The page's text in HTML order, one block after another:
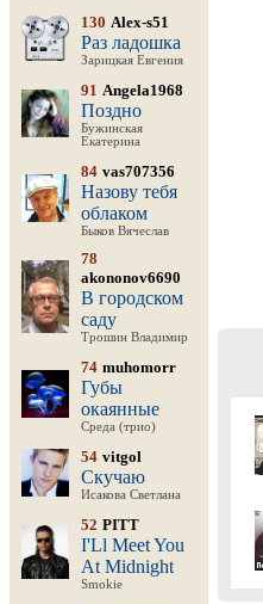
130 Alex-s51
Раз ладошка
Зарицкая Евгения
91 Angela1968
Поздно
Бужинская
Екатерина
84 vas707356
Назову тебя
облаком
Быков Вячеслав
78
akononov6690
В городском
саду
Трошин Владимир
74 muhomorr
Губы
окаянные
Среда (трио)
54 vitgol
Скучаю
Исакова Светлана
52 PITT
I'Ll Meet You
At Midnight
Smokie